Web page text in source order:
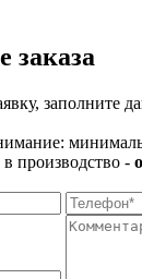
заказа
заполните
производство -